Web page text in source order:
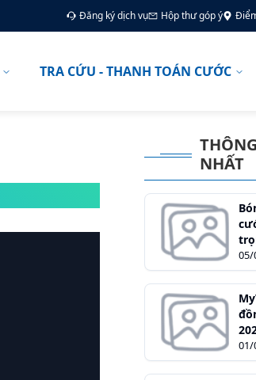
Đăng ký dịch vụ Hộp thư góp ý
TRA CỨU - THANH TOÁN CƯỚC
NHẤT
05/
01/